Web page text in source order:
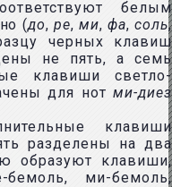
белым
(до, ре, ми,фа,соль,
черных клавиш
не пять, а семь
клавиши светло-
для нотми-диез
клавиши
разделены на два
образуют клавиши,
бемоль, ми-бемоль,